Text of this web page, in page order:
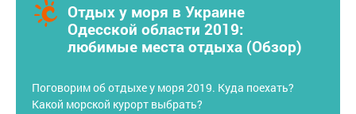
Отдых у моря в Украине
Одесской области 2019:
любимые места отдыха (Обзор)
Поговорим об отдыхе у моря 2019. Куда поехать?
Какой морской курорт выбрать?